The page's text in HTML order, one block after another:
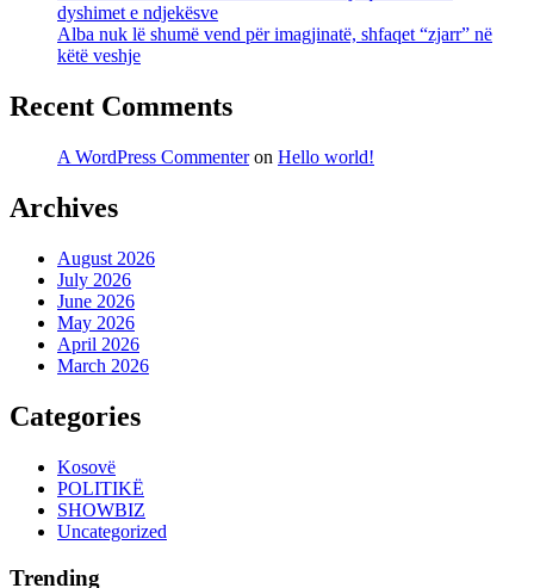
dyshimet e ndjekësve
Alba nuk lë shumë vend për imagjinatë, shfaqet “zjarr” në
këtë veshje
Recent Comments
A WordPress Commenteron Hello world!
Archives
August 2026
July 2026
June 2026
May 2026
April 2026
March 2026
Categories
Kosovë
POLITIKË
SHOWBIZ
Uncategorized
Trending